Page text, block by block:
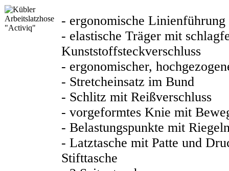
- ergonomische
- elastische Träger mit
Kunststoffsteckverschluss
- ergonomischer,
- Stretcheinsatz im Bund
- Schlitz mit Reißverschluss
- vorgeformtes Knie mit
- Belastungspunkte mit
- Latztasche mit Patte und
Stifttasche